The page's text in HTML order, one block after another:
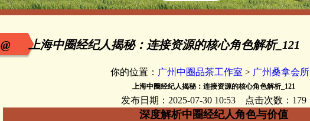
@ 上海中圈经纪人揭秘：连接资源的核心角色解析_121
你的位置： 广州中圈品茶工作室 > 广州桑拿会所
上海中圈经纪人揭秘：连接资源的核心角色解析_121
发布日期：2025-07-30 10:53 点击次数：179
深度解析中圈经纪人角色与价值